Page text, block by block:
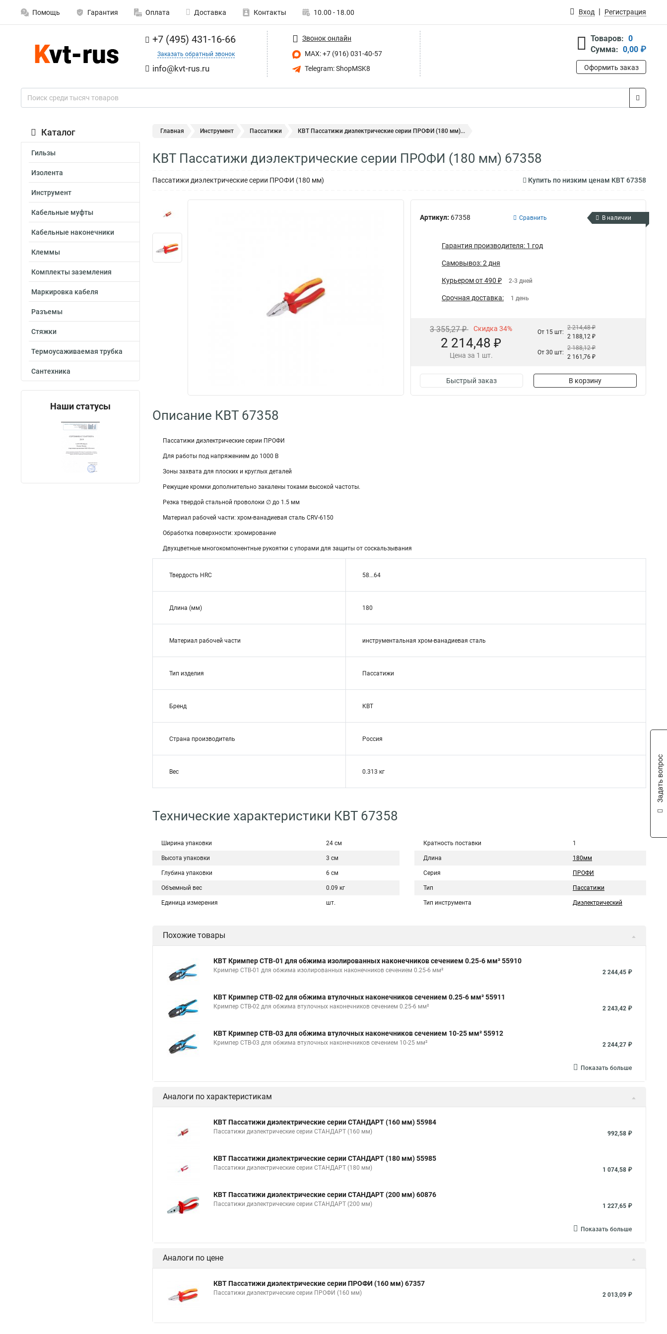
Помощь Гарантия Оплата Доставка Контакты 10.00 - 18.00 Вход Регистрация
+7 (495) 431-16-66
Заказать обратный звонок
info@kvt-rus.ru
Звонок онлайн
MAX: +7 (916) 031-40-57
Telegram: ShopMSK8
Товаров: 0
Сумма: 0,00 ₽
Оформить заказ
Каталог
Гильзы
Изолента
Инструмент
Кабельные муфты
Кабельные наконечники
Клеммы
Комплекты заземления
Маркировка кабеля
Разъемы
Стяжки
Термоусаживаемая трубка
Сантехника
Наши статусы
Главная Инструмент Пассатижи КВТ Пассатижи диэлектрические серии ПРОФИ (180 мм)...
КВТ Пассатижи диэлектрические серии ПРОФИ (180 мм) 67358
Пассатижи диэлектрические серии ПРОФИ (180 мм) Купить по низким ценам КВТ 67358
Артикул: 67358 Сравнить В наличии
Гарантия производителя: 1 год
Самовывоз: 2 дня
Курьером от 490 ₽ 2-3 дней
Срочная доставка: 1 день
3 355,27 ₽ Скидка 34%
2 214,48 ₽
Цена за 1 шт.
От 15 шт:
2 214,48 ₽
2 188,12 ₽
От 30 шт:
2 188,12 ₽
2 161,76 ₽
Быстрый заказ В корзину
Описание КВТ 67358
Пассатижи диэлектрические серии ПРОФИ
Для работы под напряжением до 1000 В
Зоны захвата для плоских и круглых деталей
Режущие кромки дополнительно закалены токами высокой частоты.
Резка твердой стальной проволоки ∅ до 1.5 мм
Материал рабочей части: хром-ванадиевая сталь CRV-6150
Обработка поверхности: хромирование
Двухцветные многокомпонентные рукоятки с упорами для защиты от соскальзывания
Твердость HRC 58...64
Длина (мм) 180
Материал рабочей части инструментальная хром-ванадиевая сталь
Тип изделия Пассатижи
Бренд КВТ
Страна производитель Россия
Вес 0.313 кг
Технические характеристики КВТ 67358
Ширина упаковки 24 см
Высота упаковки 3 см
Глубина упаковки 6 см
Объемный вес 0.09 кг
Единица измерения шт.
Кратность поставки 1
Длина 180мм
Серия ПРОФИ
Тип Пассатижи
Тип инструмента Диэлектрический
Похожие товары
КВТ Кримпер CTB-01 для обжима изолированных наконечников сечением 0.25-6 мм² 55910
Кримпер CTB-01 для обжима изолированных наконечников сечением 0.25-6 мм² 2 244,45 ₽
КВТ Кримпер CTB-02 для обжима втулочных наконечников сечением 0.25-6 мм² 55911
Кримпер CTB-02 для обжима втулочных наконечников сечением 0.25-6 мм² 2 243,42 ₽
КВТ Кримпер CTB-03 для обжима втулочных наконечников сечением 10-25 мм² 55912
Кримпер CTB-03 для обжима втулочных наконечников сечением 10-25 мм² 2 244,27 ₽
Показать больше
Аналоги по характеристикам
КВТ Пассатижи диэлектрические серии СТАНДАРТ (160 мм) 55984
Пассатижи диэлектрические серии СТАНДАРТ (160 мм) 992,58 ₽
КВТ Пассатижи диэлектрические серии СТАНДАРТ (180 мм) 55985
Пассатижи диэлектрические серии СТАНДАРТ (180 мм) 1 074,58 ₽
КВТ Пассатижи диэлектрические серии СТАНДАРТ (200 мм) 60876
Пассатижи диэлектрические серии СТАНДАРТ (200 мм) 1 227,65 ₽
Показать больше
Аналоги по цене
КВТ Пассатижи диэлектрические серии ПРОФИ (160 мм) 67357
Пассатижи диэлектрические серии ПРОФИ (160 мм) 2 013,09 ₽
Задать вопрос